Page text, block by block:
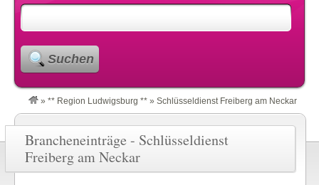
Suchen
» ** Region Ludwigsburg ** » Schlüsseldienst Freiberg am Neckar
Brancheneinträge - Schlüsseldienst
Freiberg am Neckar